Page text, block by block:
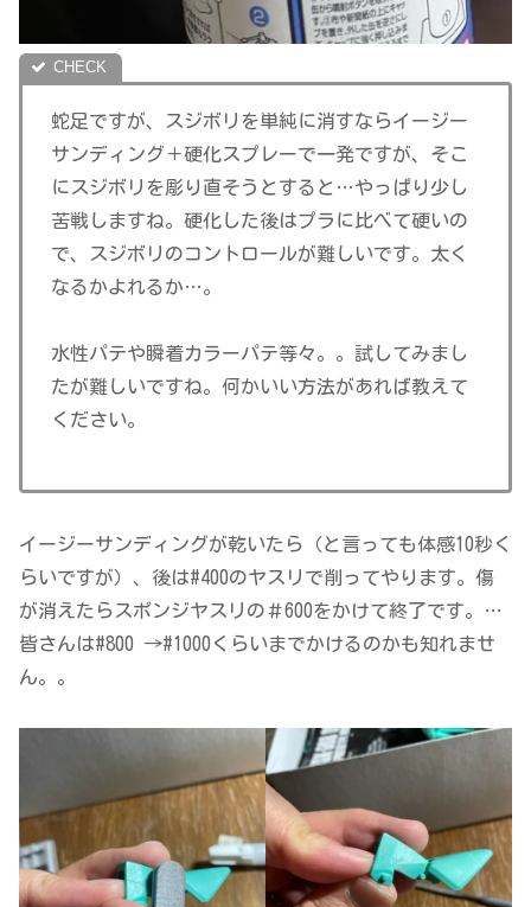
蛇足ですが、スジボリを単純に消すならイージー
サンディング＋硬化スプレーで一発ですが、そこ
にスジボリを彫り直そうとすると…やっぱり少し
苦戦しますね。硬化した後はプラに比べて硬いの
で、スジボリのコントロールが難しいです。太く
なるかよれるか…。
水性パテや瞬着カラーパテ等々。。試してみまし
たが難しいですね。何かいい方法があれば教えて
ください。
イージーサンディングが乾いたら（と言っても体感10秒く
らいですが）、後は#400のヤスリで削ってやります。傷
が消えたらスポンジヤスリの＃600をかけて終了です。…
皆さんは#800 →#1000くらいまでかけるのかも知れませ
ん。。